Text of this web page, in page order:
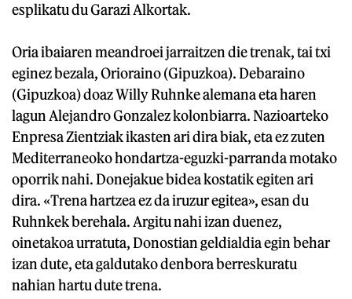
esplikatu du Garazi Alkortak.
Oria ibaiaren meandroei jarraitzen die trenak, tai txi
eginez bezala, Orioraino (Gipuzkoa). Debaraino
(Gipuzkoa) doaz Willy Ruhnke alemana eta haren
lagun Alejandro Gonzalez kolonbiarra. Nazioarteko
Enpresa Zientziak ikasten ari dira biak, eta ez zuten
Mediterraneoko hondartza-eguzki-parranda motako
oporrik nahi. Donejakue bidea kostatik egiten ari
dira. «Trena hartzea ez da iruzur egitea», esan du
Ruhnkek berehala. Argitu nahi izan duenez,
oinetakoa urratuta, Donostian geldialdia egin behar
izan dute, eta galdutako denbora berreskuratu
nahian hartu dute trena.